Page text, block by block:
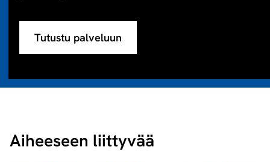
Tutustu palveluun
Aiheeseen liittyvää